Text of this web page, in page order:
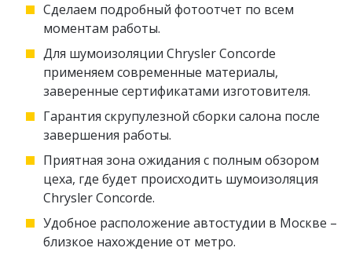
Сделаем подробный фотоотчет по всем
моментам работы.
Для шумоизоляции Chrysler Concorde
применяем современные материалы,
заверенные сертификатами изготовителя.
Гарантия скрупулезной сборки салона после
завершения работы.
Приятная зона ожидания с полным обзором
цеха, где будет происходить шумоизоляция
Chrysler Concorde.
Удобное расположение автостудии в Москве –
близкое нахождение от метро.